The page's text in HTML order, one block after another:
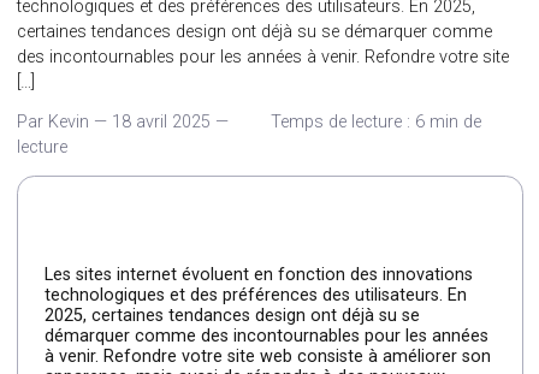
Les sites internet évoluent en fonction des innovations
technologiques et des préférences des utilisateurs. En 2025,
certaines tendances design ont déjà su se démarquer
[…]
Par Kevin—18 avril 2025—
Temps de lecture : 6 min de
Les sites internet évoluent en fonction des innovations
technologiques et des préférences des utilisateurs. En